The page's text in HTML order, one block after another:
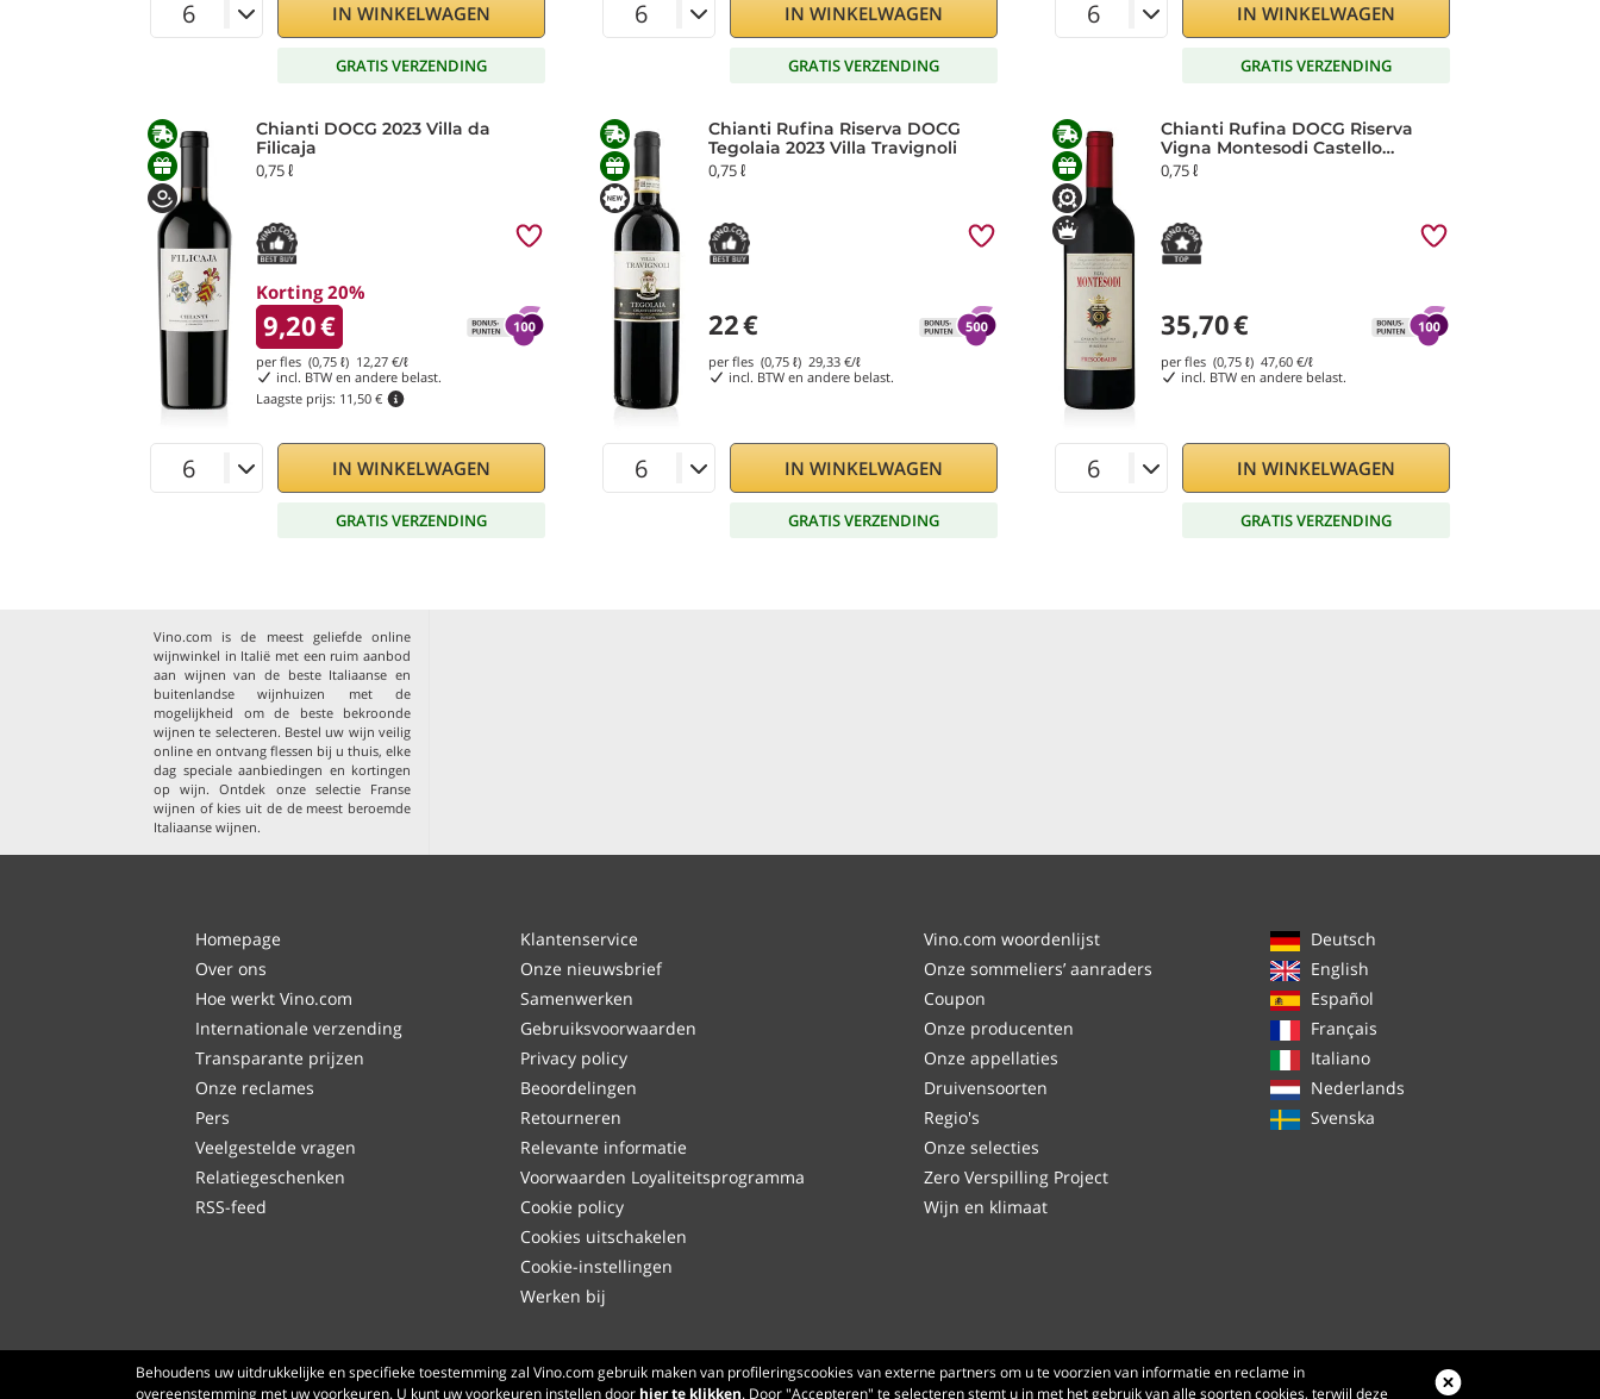
IN WINKELWAGEN
GRATIS VERZENDING
IN WINKELWAGEN
GRATIS VERZENDING
IN WINKELWAGEN
GRATIS VERZENDING
Chianti DOCG 2023 Villa da
Filicaja
0,75 ℓ
Korting 20%
9,20€
per fles (0,75 ℓ) 12,27 €/ℓ
incl. BTW en andere belast.
Laagste prijs: 11,50 €
IN WINKELWAGEN
GRATIS VERZENDING
Chianti Rufina Riserva DOCG
Tegolaia 2023 Villa Travignoli
0,75 ℓ
22€
per fles (0,75 ℓ) 29,33 €/ℓ
incl. BTW en andere belast.
IN WINKELWAGEN
GRATIS VERZENDING
Chianti Rufina DOCG Riserva
Vigna Montesodi Castello
Nipozzano 2022 Frescobaldi
0,75 ℓ
35,70€
per fles (0,75 ℓ) 47,60 €/ℓ
incl. BTW en andere belast.
IN WINKELWAGEN
GRATIS VERZENDING
Vino.com is de meest geliefde online
wijnwinkel in Italië met een ruim aanbod
aan wijnen van de beste Italiaanse en
buitenlandse wijnhuizen met de
mogelijkheid om de beste bekroonde
wijnen te selecteren. Bestel uw wijn veilig
online en ontvang flessen bij u thuis, elke
dag speciale aanbiedingen en kortingen
op wijn. Ontdek onze selectie Franse
wijnen of kies uit de de meest beroemde
Italiaanse wijnen.
Homepage
Over ons
Hoe werkt Vino.com
Internationale verzending
Transparante prijzen
Onze reclames
Pers
Veelgestelde vragen
Relatiegeschenken
RSS-feed
Klantenservice
Onze nieuwsbrief
Samenwerken
Gebruiksvoorwaarden
Privacy policy
Beoordelingen
Retourneren
Relevante informatie
Voorwaarden Loyaliteitsprogramma
Cookie policy
Cookies uitschakelen
Cookie-instellingen
Werken bij
Vino.com woordenlijst
Onze sommeliers’ aanraders
Coupon
Onze producenten
Onze appellaties
Druivensoorten
Regio's
Onze selecties
Zero Verspilling Project
Wijn en klimaat
Deutsch
English
Español
Français
Italiano
Nederlands
Svenska
Made with
in Tuscany
Pagina verwerkt in 150 ms
Behoudens uw uitdrukkelijke en specifieke toestemming zal Vino.com gebruik maken van profileringscookies van externe partners om u te voorzien van informatie en reclame in
overeenstemming met uw voorkeuren. U kunt uw voorkeuren instellen door hier te klikken. Door "Accepteren" te selecteren stemt u in met het gebruik van alle soorten cookies, terwijl deze